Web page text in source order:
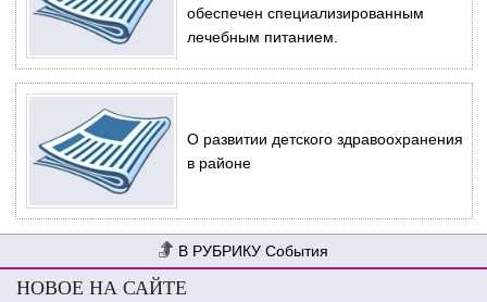
обеспечен специализированным
лечебным питанием.
О развитии детского здравоохранения
в районе
События
НОВОЕ НА САЙТЕ